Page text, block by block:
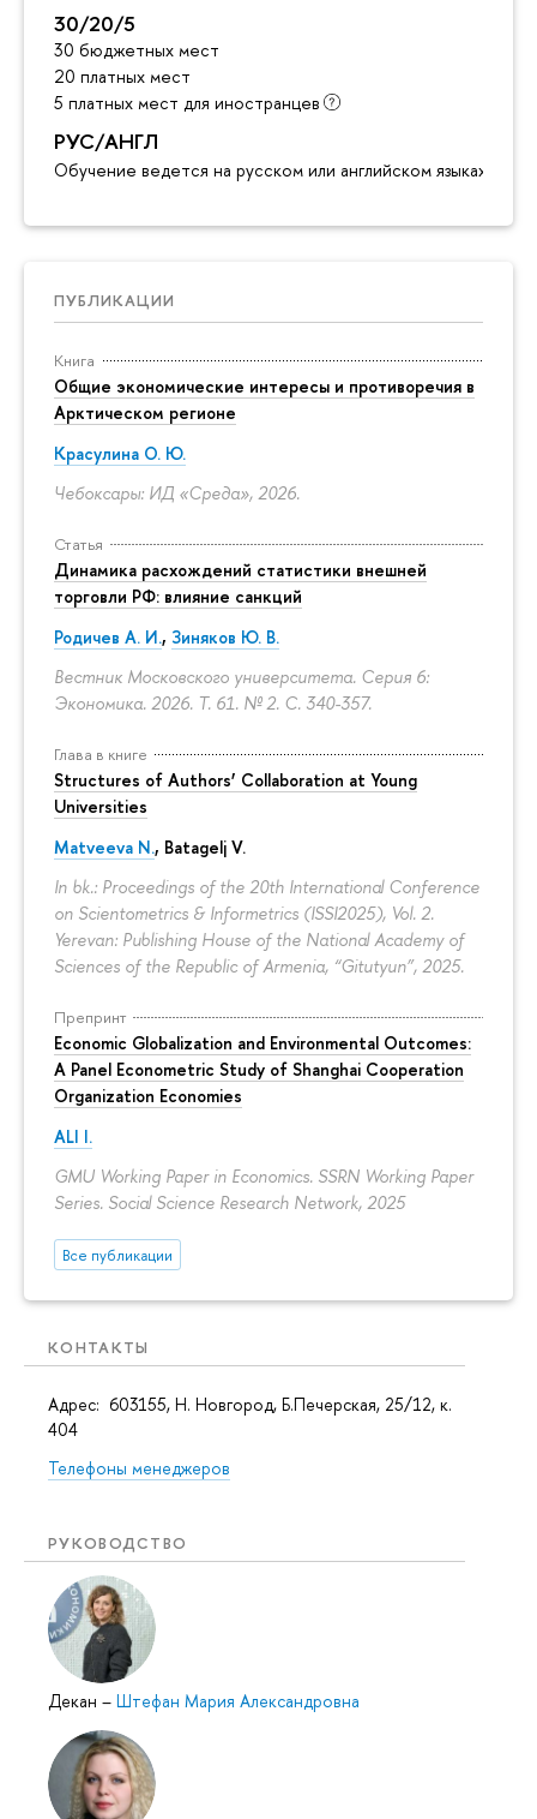
30/20/5
30 бюджетных мест
20 платных мест
5 платных мест для иностранцев
РУС/АНГЛ
Обучение ведется на русском или английском языках
ПУБЛИКАЦИИ
Книга
Общие экономические интересы и противоречия в
Арктическом регионе
Красулина О. Ю.
Чебоксары: ИД «Среда», 2026.
Статья
Динамика расхождений статистики внешней
торговли РФ: влияние санкций
Родичев А. И., Зиняков Ю. В.
Вестник Московского университета. Серия 6:
Экономика. 2026. Т. 61. № 2. С. 340-357.
Глава в книге
Structures of Authors’ Collaboration at Young
Universities
Matveeva N., Batagelj V.
In bk.: Proceedings of the 20th International Conference
on Scientometrics & Informetrics (ISSI2025), Vol. 2.
Yerevan: Publishing House of the National Academy of
Sciences of the Republic of Armenia, “Gitutyun”, 2025.
Препринт
Economic Globalization and Environmental Outcomes:
A Panel Econometric Study of Shanghai Cooperation
Organization Economies
ALI I.
GMU Working Paper in Economics. SSRN Working Paper
Series. Social Science Research Network, 2025
Все публикации
КОНТАКТЫ
Адрес: 603155, Н. Новгород, Б.Печерская, 25/12, к.
404
Телефоны менеджеров
РУКОВОДСТВО
Декан – Штефан Мария Александровна